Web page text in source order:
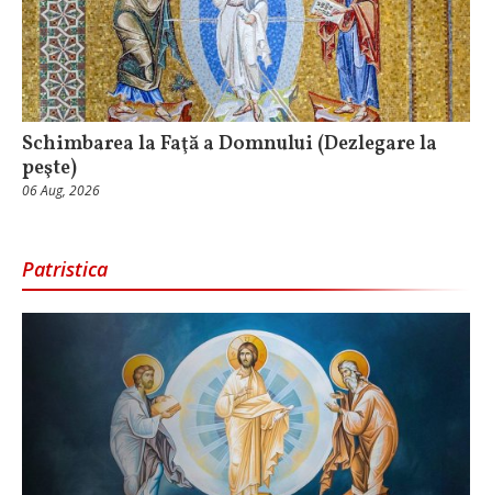
Schimbarea la Faţă a Domnului (Dezlegare la
peşte)
06 Aug, 2026
Patristica